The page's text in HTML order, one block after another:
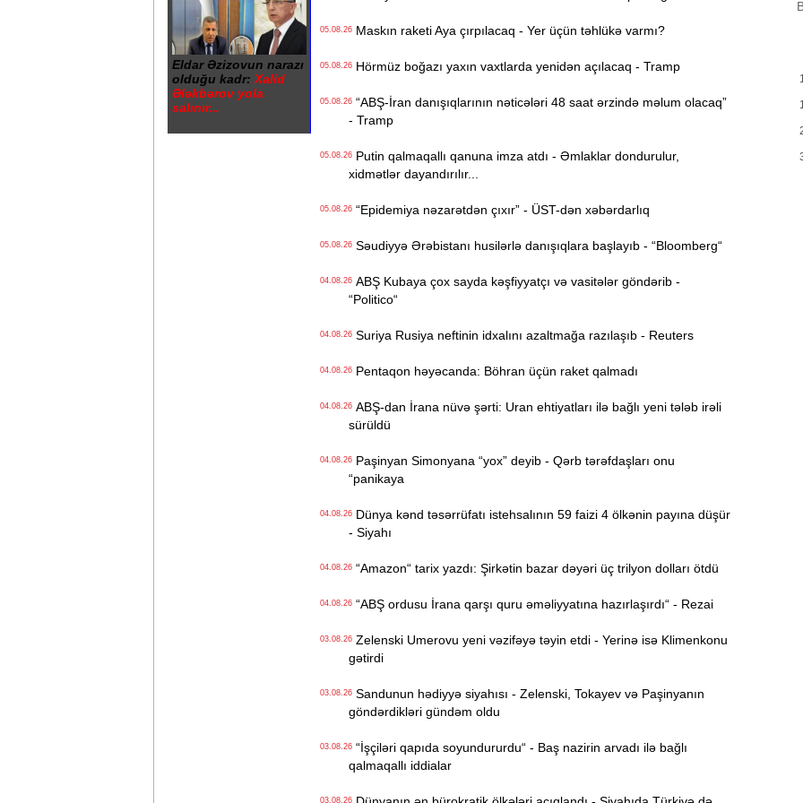
Eldar Əzizovun narazı
olduğu kadr: Xalid
Ələkbərov yola
salınır...
05.08.26Maskın raketi Aya çırpılacaq - Yer üçün təhlükə varmı?
05.08.26Hörmüz boğazı yaxın vaxtlarda yenidən açılacaq - Tramp
05.08.26“ABŞ-İran danışıqlarının nəticələri 48 saat ərzində məlum olacaq”
- Tramp
05.08.26Putin qalmaqallı qanuna imza atdı - Əmlaklar dondurulur,
xidmətlər dayandırılır...
05.08.26“Epidemiya nəzarətdən çıxır” - ÜST-dən xəbərdarlıq
05.08.26Səudiyyə Ərəbistanı husilərlə danışıqlara başlayıb - “Bloomberg“
04.08.26ABŞ Kubaya çox sayda kəşfiyyatçı və vasitələr göndərib -
“Politico“
04.08.26Suriya Rusiya neftinin idxalını azaltmağa razılaşıb - Reuters
04.08.26Pentaqon həyəcanda: Böhran üçün raket qalmadı
04.08.26ABŞ-dan İrana nüvə şərti: Uran ehtiyatları ilə bağlı yeni tələb irəli
sürüldü
04.08.26Paşinyan Simonyana “yox” deyib - Qərb tərəfdaşları onu
“panikaya
04.08.26Dünya kənd təsərrüfatı istehsalının 59 faizi 4 ölkənin payına düşür
- Siyahı
04.08.26“Amazon“ tarix yazdı: Şirkətin bazar dəyəri üç trilyon dolları ötdü
04.08.26“ABŞ ordusu İrana qarşı quru əməliyyatına hazırlaşırdı“ - Rezai
03.08.26Zelenski Umerovu yeni vəzifəyə təyin etdi - Yerinə isə Klimenkonu
gətirdi
03.08.26Sandunun hədiyyə siyahısı - Zelenski, Tokayev və Paşinyanın
göndərdikləri gündəm oldu
03.08.26“İşçiləri qapıda soyundururdu“ - Baş nazirin arvadı ilə bağlı
qalmaqallı iddialar
03.08.26